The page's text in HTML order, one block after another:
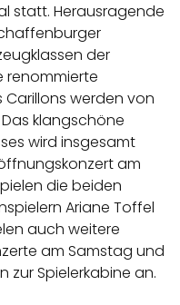
statt. Herausragende
der
renommierte
Carillons werden von
klangschöne
wird insgesamt
am
die beiden
Ariane Toffel
auch weitere
am Samstag und
zur Spielerkabine an.